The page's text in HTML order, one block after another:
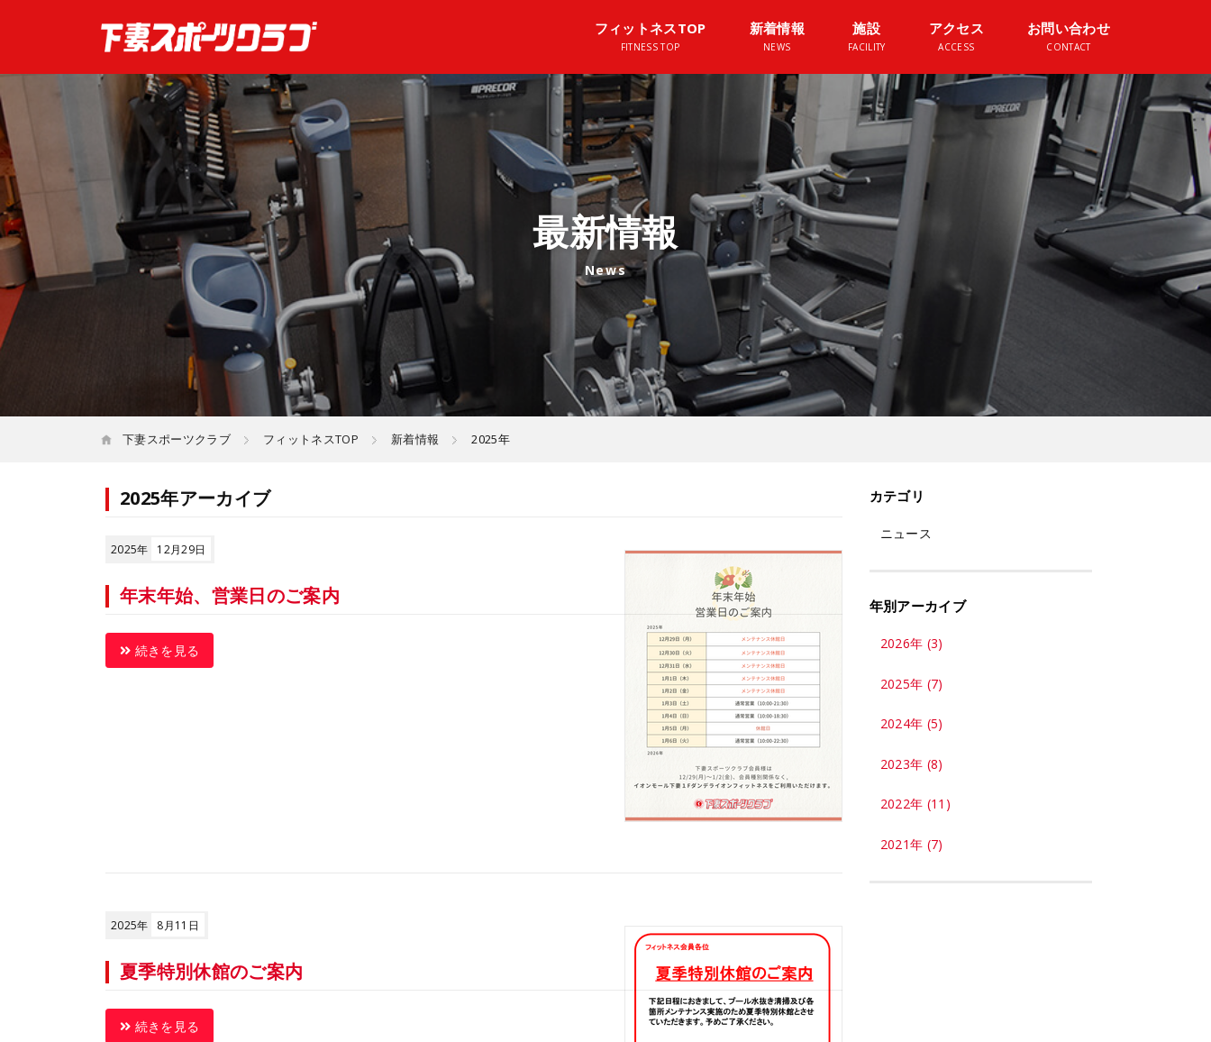
フィットネスTOP 新着情報 施設 アクセス お問い合わせ
最新情報
下妻スポーツクラブ フィットネスTOP 新着情報 2025年
2025年アーカイブ
2025年 12月29日
年末年始、営業日のご案内
続きを見る
2025年 8月11日
夏季特別休館のご案内
続きを見る
カテゴリ
ニュース
年別アーカイブ
2026年 (3)
2025年 (7)
2024年 (5)
2023年 (8)
2022年 (11)
2021年 (7)